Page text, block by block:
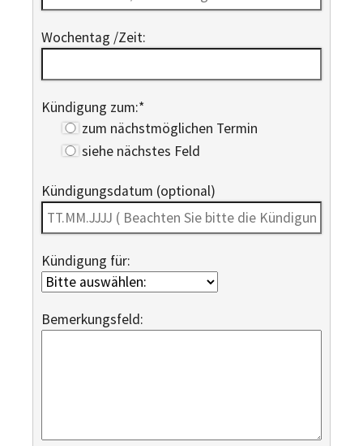
Wochentag /Zeit:
Kündigung zum:*
zum nächstmöglichen Termin
siehe nächstes Feld
Kündigungsdatum (optional)
Kündigung für:
Bemerkungsfeld: